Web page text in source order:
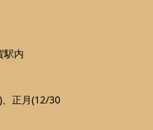
駅内
正月(12/30